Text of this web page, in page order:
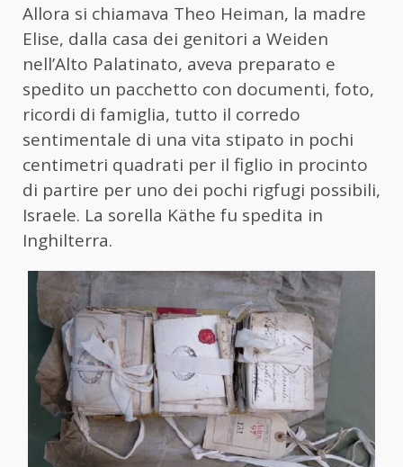
Allora si chiamava Theo Heiman, la madre
Elise, dalla casa dei genitori a Weiden
nell’Alto Palatinato, aveva preparato e
spedito un pacchetto con documenti, foto,
ricordi di famiglia, tutto il corredo
sentimentale di una vita stipato in pochi
centimetri quadrati per il figlio in procinto
di partire per uno dei pochi rigfugi possibili,
Israele. La sorella Käthe fu spedita in
Inghilterra.